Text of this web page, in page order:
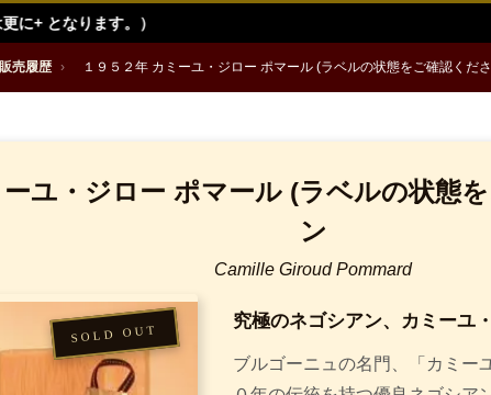
販売履歴 › １９５２年 カミーユ・ジロー ポマール (ラベルの状態をご確認くだ
ーユ・ジロー ポマール (ラベルの状態
ン
Camille Giroud Pommard
究極のネゴシアン、カミーユ
ブルゴーニュの名門、「カミー